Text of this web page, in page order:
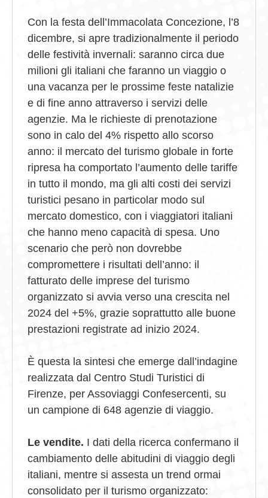
Con la festa dell’Immacolata Concezione, l’8
dicembre, si apre tradizionalmente il periodo
delle festività invernali: saranno circa due
milioni gli italiani che faranno un viaggio o
una vacanza per le prossime feste natalizie
e di fine anno attraverso i servizi delle
agenzie. Ma le richieste di prenotazione
sono in calo del 4% rispetto allo scorso
anno: il mercato del turismo globale in forte
ripresa ha comportato l’aumento delle tariffe
in tutto il mondo, ma gli alti costi dei servizi
turistici pesano in particolar modo sul
mercato domestico, con i viaggiatori italiani
che hanno meno capacità di spesa. Uno
scenario che però non dovrebbe
compromettere i risultati dell’anno: il
fatturato delle imprese del turismo
organizzato si avvia verso una crescita nel
2024 del +5%, grazie soprattutto alle buone
prestazioni registrate ad inizio 2024.
È questa la sintesi che emerge dall’indagine
realizzata dal Centro Studi Turistici di
Firenze, per Assoviaggi Confesercenti, su
un campione di 648 agenzie di viaggio.
Le vendite. I dati della ricerca confermano il
cambiamento delle abitudini di viaggio degli
italiani, mentre si assesta un trend ormai
consolidato per il turismo organizzato: